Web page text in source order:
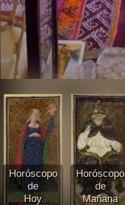
Horóscopo
de
Hoy
Horóscopo
de
Mañana